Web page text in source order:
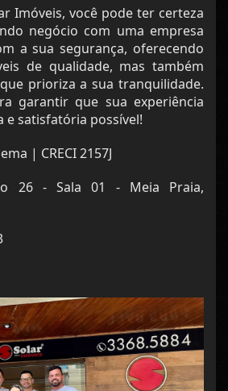
Imóveis, você pode ter certeza
negócio com uma empresa
a sua segurança, oferecendo
de qualidade, mas também
prioriza a sua tranquilidade.
garantir que sua experiência
e satisfatória possível!
| CRECI 2157J
26 - Sala 01 - Meia Praia,